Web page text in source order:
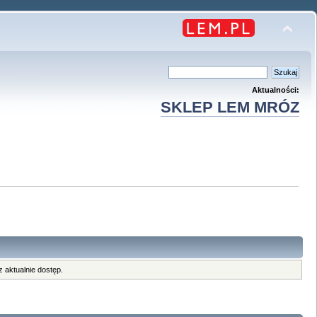
Aktualności:
SKLEP LEM MRÓZ
aktualnie dostęp.